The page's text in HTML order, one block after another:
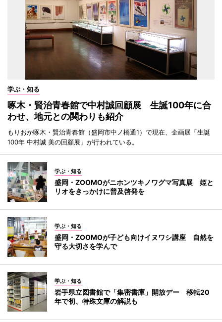
学ぶ・知る
啄木・賢治青春館で中村誠回顧展 生誕100年に合
わせ、地元との関わりも紹介
もりおか啄木・賢治青春館（盛岡市中ノ橋通1）で現在、企画展「生誕
100年 中村誠 美の回顧展」が行われている。
学ぶ・知る
盛岡・ZOOMOがニホンツキノワグマ写真展 姫と
リオをきっかけに普及啓発を
学ぶ・知る
盛岡・ZOOMOが子ども向けイヌワシ講座 自然を
守る大切さを学んで
学ぶ・知る
岩手県立図書館で「集密書庫」開放デー 移転20
年で初、特殊文庫の解説も